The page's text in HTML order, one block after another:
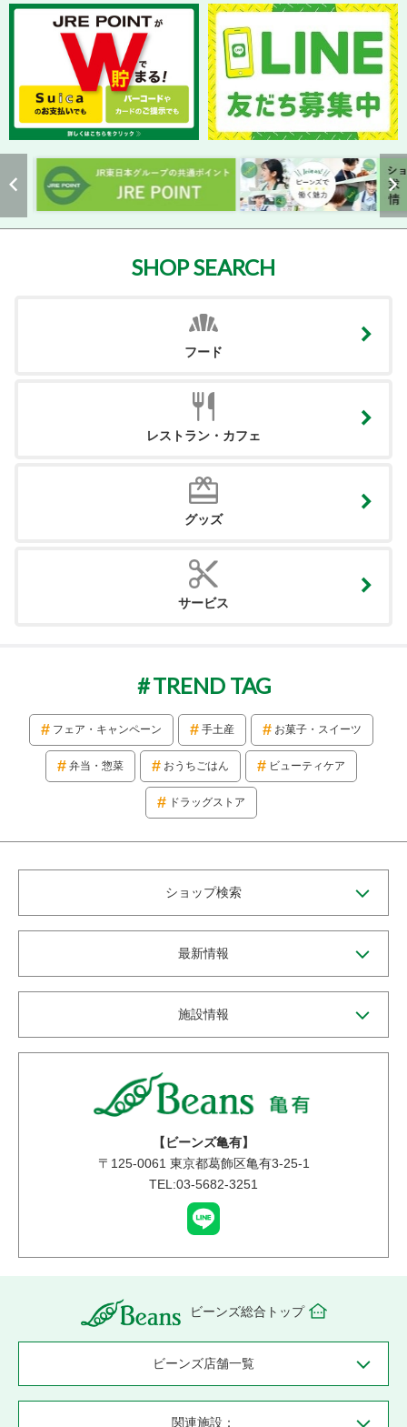
SHOP SEARCH
フード
レストラン・カフェ
グッズ
サービス
TREND TAG
フェア・キャンペーン 手土産 お菓子・スイーツ
弁当・惣菜 おうちごはん ビューティケア
ドラッグストア
ショップ検索
最新情報
施設情報
【ビーンズ亀有】
〒 125-0061 東京都葛飾区亀有3-25-1
TEL:03-5682-3251
ビーンズ総合トップ
ビーンズ店舗一覧
関連施設：